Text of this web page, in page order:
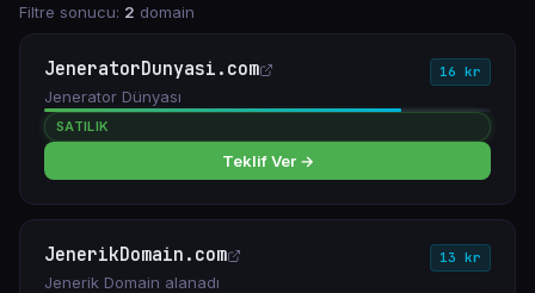
Filtre sonucu: 2 domain
JeneratorDunyasi.com 16 kr
Jenerator Dünyası
SATILIK
Teklif Ver →
JenerikDomain.com 13 kr
Jenerik Domain alanadı